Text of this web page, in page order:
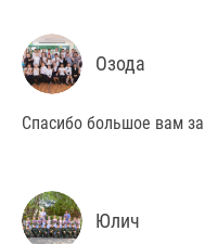
Озода
Спасибо большое вам
Юлич